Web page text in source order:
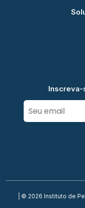
| © 2026 Instituto de